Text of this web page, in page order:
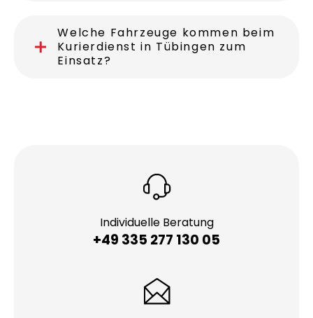
Welche Fahrzeuge kommen beim
Kurierdienst in Tübingen zum
Einsatz?
Individuelle Beratung
+49 335 277 130 05